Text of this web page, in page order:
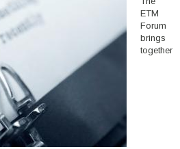
ETM
Forum
brings
together